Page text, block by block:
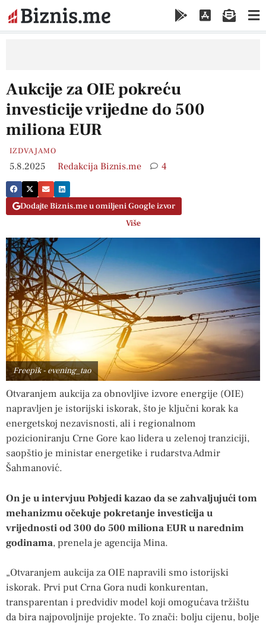
Aukcije za OIE pokreću
investicije vrijedne do 500
miliona EUR
IZDVAJAMO
5.8.2025 Redakcija Biznis.me 4
Dodajte Biznis.me u omiljeni Google izvor
Više
Freepik - evening_tao
Otvaranjem aukcija za obnovljive izvore energije (OIE)
napravljen je istorijski iskorak, što je ključni korak ka
energetskoj nezavisnosti, ali i regionalnom
pozicioniranju Crne Gore kao lidera u zelenoj tranziciji,
saopštio je ministar energetike i rudarstva Admir
Šahmanović.
On je u intervjuu Pobjedi kazao da se zahvaljujući tom
mehanizmu očekuje pokretanje investicija u
vrijednosti od 300 do 500 miliona EUR u narednim
godinama, prenela je agencija Mina.
„Otvaranjem aukcija za OIE napravili smo istorijski
iskorak. Prvi put Crna Gora nudi konkurentan,
transparentan i predvidiv model koji omogućava tržištu
da bira najpovoljnije projekte. To znači: bolju cijenu, bolje